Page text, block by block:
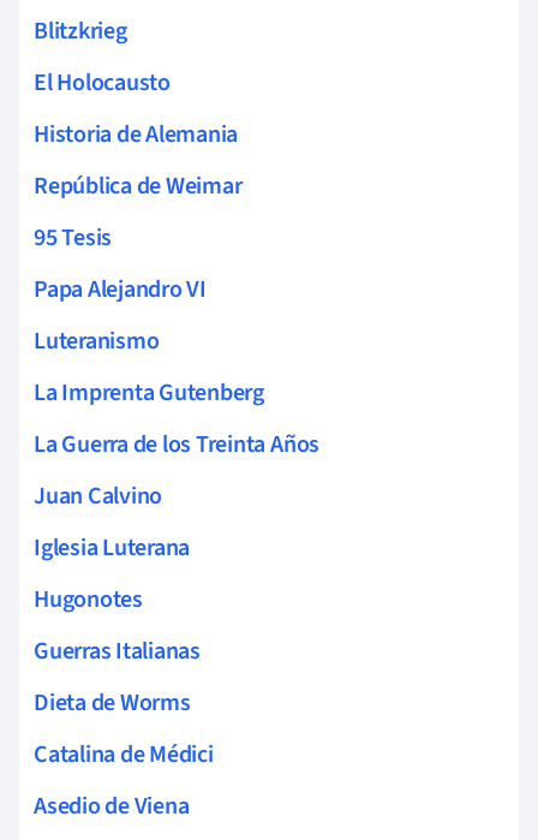
Blitzkrieg
El Holocausto
Historia de Alemania
República de Weimar
95 Tesis
Papa Alejandro VI
Luteranismo
La Imprenta Gutenberg
La Guerra de los Treinta Años
Juan Calvino
Iglesia Luterana
Hugonotes
Guerras Italianas
Dieta de Worms
Catalina de Médici
Asedio de Viena